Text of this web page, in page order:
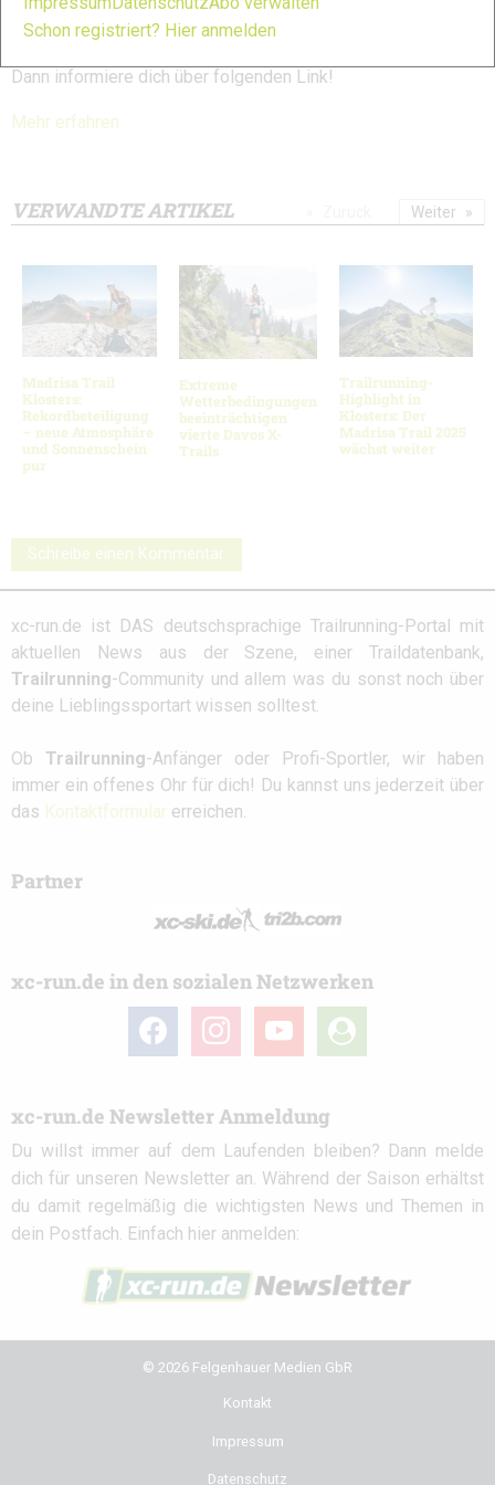
Angebote im Bereich Trailrunning – von der Trainingsplanung
Dann informiere dich über folgenden Link!
Mehr erfahren
VERWANDTE ARTIKEL
Madrisa Trail
Klosters:
Rekordbeteiligung
– neue Atmosphäre
und Sonnenschein
pur
Extreme
Wetterbedingungen
beeinträchtigen
vierte Davos X-
Trails
Trailrunning-
Highlight in
Klosters: Der
Madrisa Trail 2025
wächst weiter
Weiter
Schreibe einen Kommentar
xc-run.de ist DAS deutschsprachige Trailrunning-Portal mit
aktuellen News aus der Szene, einer Traildatenbank,
Trailrunning-Community und allem was du sonst noch über
deine Lieblingssportart wissen solltest.
Ob Trailrunning-Anfänger oder Profi-Sportler, wir haben
immer ein offenes Ohr für dich! Du kannst uns jederzeit über
das Kontaktformular erreichen.
Partner
xc-run.de in den sozialen Netzwerken
facebook instagramyoutube
user-
circle
xc-run.de Newsletter Anmeldung
Du willst immer auf dem Laufenden bleiben? Dann melde
dich für unseren Newsletter an. Während der Saison erhältst
du damit regelmäßig die wichtigsten News und Themen in
dein Postfach. Einfach hier anmelden:
© 2026 Felgenhauer Medien GbR
Kontakt
Impressum
Datenschutz
Schon registriert? Hier anmelden